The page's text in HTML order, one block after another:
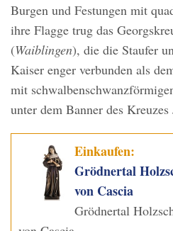
Burgen und Festungen mit
ihre Flagge trug das
(Waiblingen), die die Staufer
Kaiser enger verbunden als
mit
unter dem Banner des Kreuzes
Einkaufen:
Grödnertal
von Cascia
Grödnertal